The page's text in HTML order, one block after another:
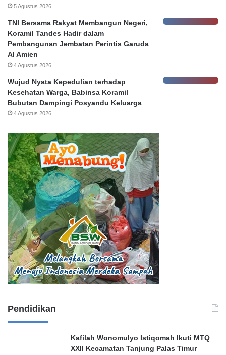
5 Agustus 2026
TNI Bersama Rakyat Membangun Negeri,
Koramil Tandes Hadir dalam
Pembangunan Jembatan Perintis Garuda
Al Amien
4 Agustus 2026
Wujud Nyata Kepedulian terhadap
Kesehatan Warga, Babinsa Koramil
Bubutan Dampingi Posyandu Keluarga
4 Agustus 2026
Pendidikan
Kafilah Wonomulyo Istiqomah Ikuti MTQ
XXII Kecamatan Tanjung Palas Timur